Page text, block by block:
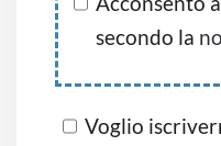
secondo la
Voglio